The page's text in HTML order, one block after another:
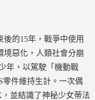
的15年，戰爭中使用
境惡化，人類社會分崩
年，以駕駛「機動戰
件維持生計。一次偶
並結識了神秘少女蒂法